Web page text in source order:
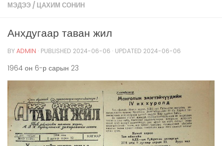
МЭДЭЭ / ЦАХИМ СОНИН
Анхдугаар таван жил
BYADMIN · PUBLISHED 2024-06-06 · UPDATED 2024-06-06
1964 он 6-р сарын 23